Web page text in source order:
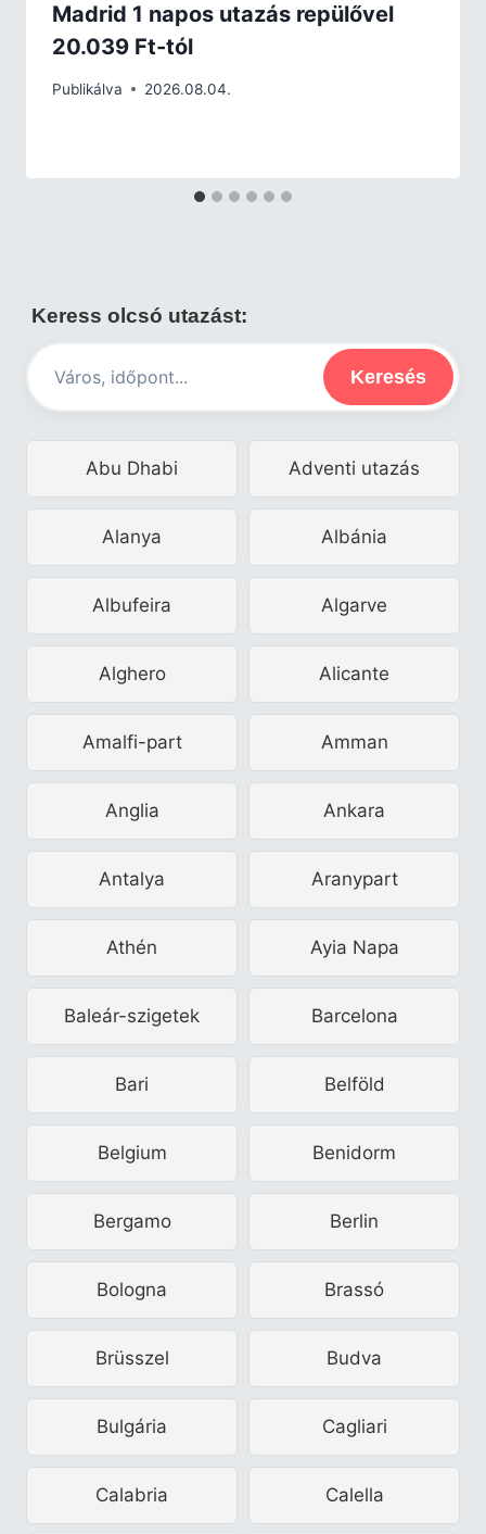
Madrid 1 napos utazás repülővel
20.039 Ft-tól
Publikálva 2026.08.04.
Keress olcsó utazást:
Keresés
Abu Dhabi Adventi utazás
Alanya Albánia
Albufeira Algarve
Alghero Alicante
Amalfi-part Amman
Anglia Ankara
Antalya Aranypart
Athén Ayia Napa
Baleár-szigetek Barcelona
Bari Belföld
Belgium Benidorm
Bergamo Berlin
Bologna Brassó
Brüsszel Budva
Bulgária Cagliari
Calabria Calella